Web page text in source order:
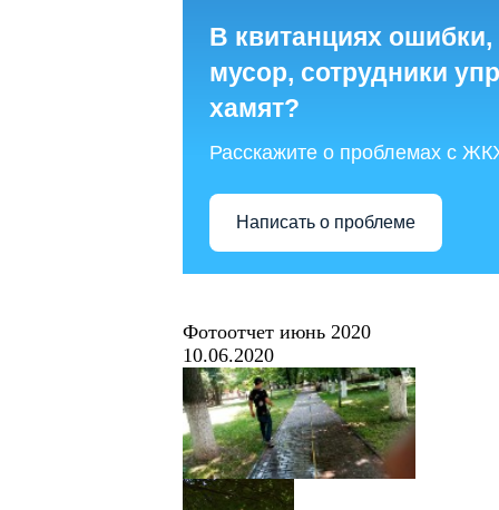
В квитанциях
мусор, сотрудники
хамят?
Расскажите о проблемах с
Написать о проблеме
Фотоотчет июнь 2020
10.06.2020